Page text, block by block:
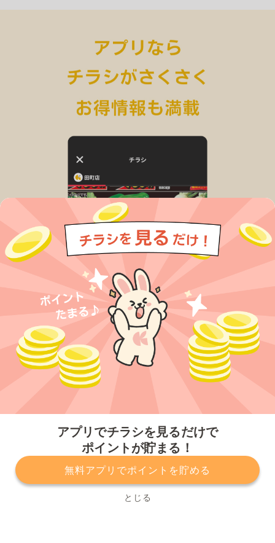
アプリでチラシを見るだけで
ポイントが貯まる！
無料アプリでポイントを貯める
とじる
プライバシーポリシー 利用規約
運営会社
サービスに関してのお問い合わせ